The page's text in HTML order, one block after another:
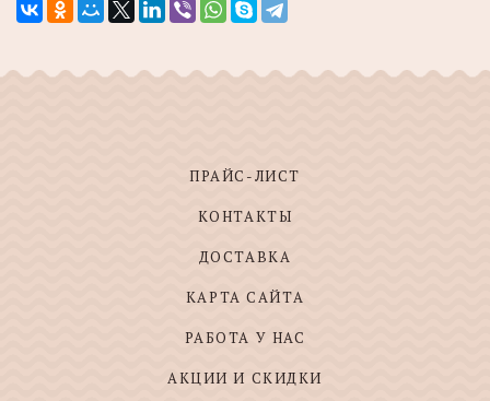
ПРАЙС-ЛИСТ
КОНТАКТЫ
ДОСТАВКА
КАРТА САЙТА
РАБОТА У НАС
АКЦИИ И СКИДКИ